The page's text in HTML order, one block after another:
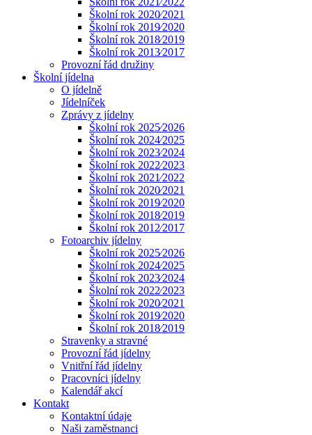
Školní rok 2020⁄2021
Školní rok 2019⁄2020
Školní rok 2018⁄2019
Školní rok 2013⁄2017
Provozní řád družiny
Školní jídelna
O jídelně
Jídelníček
Zprávy z jídelny
Školní rok 2025⁄2026
Školní rok 2024⁄2025
Školní rok 2023⁄2024
Školní rok 2022⁄2023
Školní rok 2021⁄2022
Školní rok 2020⁄2021
Školní rok 2019⁄2020
Školní rok 2018⁄2019
Školní rok 2012⁄2017
Fotoarchiv jídelny
Školní rok 2025⁄2026
Školní rok 2024⁄2025
Školní rok 2023⁄2024
Školní rok 2022⁄2023
Školní rok 2020⁄2021
Školní rok 2019⁄2020
Školní rok 2018⁄2019
Stravenky a stravné
Provozní řád jídelny
Vnitřní řád jídelny
Pracovníci jídelny
Kalendář akcí
Kontakt
Kontaktní údaje
Naši zaměstnanci